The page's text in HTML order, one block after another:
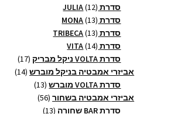
סדרת JULIA 12
12
מוצרים סדרת MONA 13
13
מוצרים סדרת TRIBECA 13
13
מוצרים סדרת VITA 14
14
מוצרים סדרת VOLTA ניקל מבריק 17
17
מוצרים
אביזרי אמבטיה בניקל מוברש 14
14
סדרת VOLTA מוברש 13
13
אביזרי אמבטיה בשחור 56
56
סדרת BAR שחורה 13
13